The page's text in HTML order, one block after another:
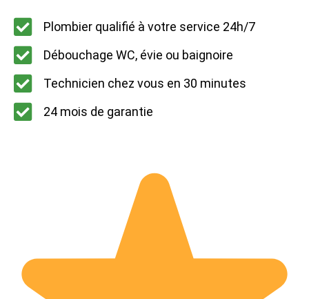
Plombier qualifié à votre service 24h/7
Débouchage WC, évie ou baignoire
Technicien chez vous en 30 minutes
24 mois de garantie